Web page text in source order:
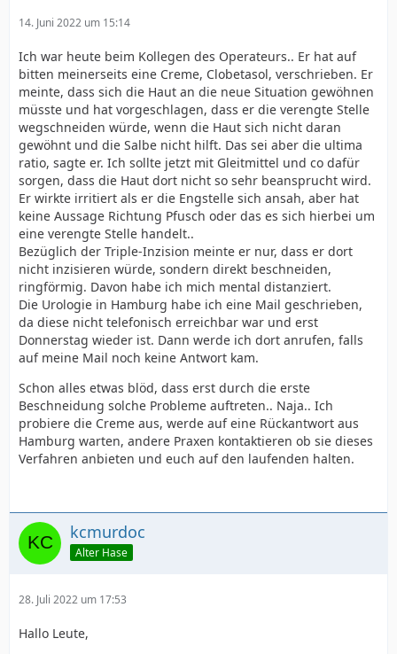
14. Juni 2022 um 15:14
Ich war heute beim Kollegen des Operateurs.. Er hat auf
bitten meinerseits eine Creme, Clobetasol, verschrieben. Er
meinte, dass sich die Haut an die neue Situation gewöhnen
müsste und hat vorgeschlagen, dass er die verengte Stelle
wegschneiden würde, wenn die Haut sich nicht daran
gewöhnt und die Salbe nicht hilft. Das sei aber die ultima
ratio, sagte er. Ich sollte jetzt mit Gleitmittel und co dafür
sorgen, dass die Haut dort nicht so sehr beansprucht wird.
Er wirkte irritiert als er die Engstelle sich ansah, aber hat
keine Aussage Richtung Pfusch oder das es sich hierbei um
eine verengte Stelle handelt..
Bezüglich der Triple-Inzision meinte er nur, dass er dort
nicht inzisieren würde, sondern direkt beschneiden,
ringförmig. Davon habe ich mich mental distanziert.
Die Urologie in Hamburg habe ich eine Mail geschrieben,
da diese nicht telefonisch erreichbar war und erst
Donnerstag wieder ist. Dann werde ich dort anrufen, falls
auf meine Mail noch keine Antwort kam.
Schon alles etwas blöd, dass erst durch die erste
Beschneidung solche Probleme auftreten.. Naja.. Ich
probiere die Creme aus, werde auf eine Rückantwort aus
Hamburg warten, andere Praxen kontaktieren ob sie dieses
Verfahren anbieten und euch auf den laufenden halten.
kcmurdoc
Alter Hase
28. Juli 2022 um 17:53
Hallo Leute,